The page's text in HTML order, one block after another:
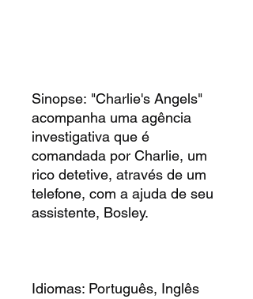
Sinopse: "Charlie's Angels"
acompanha uma agência
investigativa que é
comandada por Charlie, um
rico detetive, através de um
telefone, com a ajuda de seu
assistente, Bosley.
Idiomas: Português, Inglês